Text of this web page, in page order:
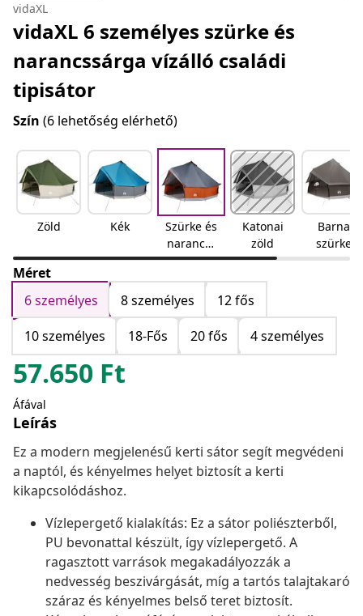
vidaXL
vidaXL 6 személyes szürke és
narancssárga vízálló családi
tipisátor
Szín (6 lehetőség elérhető)
Zöld Kék
Szürke és
narancss
árga
Katonai
zöld
Barna
szürke
Méret
6 személyes
8 személyes
12 fős
10 személyes
18-Fős 20 fős 4 személyes
57.650 Ft
Áfával
Leírás
Ez a modern megjelenésű kerti sátor segít megvédeni
a naptól, és kényelmes helyet biztosít a kerti
kikapcsolódáshoz.
Vízlepergető kialakítás: Ez a sátor poliészterből,
PU bevonattal készült, így vízlepergető. A
ragasztott varrások megakadályozzák a
nedvesség beszivárgását, míg a tartós talajtakaró
száraz és kényelmes belső teret biztosít.